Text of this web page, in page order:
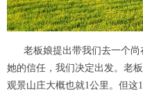
老板娘提出带我们去一个尚
她的信任，我们决定出发。老
观景山庄大概也就1公里。但这